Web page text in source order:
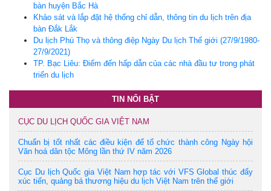
bàn huyện Bắc Hà
Khảo sát và lắp đặt hệ thống chỉ dẫn, thông tin du lịch trên địa
bàn Đắk Lắk
Du lịch Phú Thọ và thông điệp Ngày Du lịch Thế giới (27/9/1980-
27/9/2021)
TP. Bạc Liêu: Điểm đến hấp dẫn của các nhà đầu tư trong phát
triển du lịch
TIN NỔI BẬT
CỤC DU LỊCH QUỐC GIA VIỆT NAM
Chuẩn bị tốt nhất các điều kiện để tổ chức thành công Ngày hội
Văn hoá dân tộc Mông lần thứ IV năm 2026
Cục Du lịch Quốc gia Việt Nam hợp tác với VFS Global thúc đẩy
xúc tiến, quảng bá thương hiệu du lịch Việt Nam trên thế giới